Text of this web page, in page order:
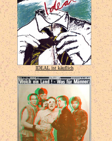
IDEAL ist käuflich